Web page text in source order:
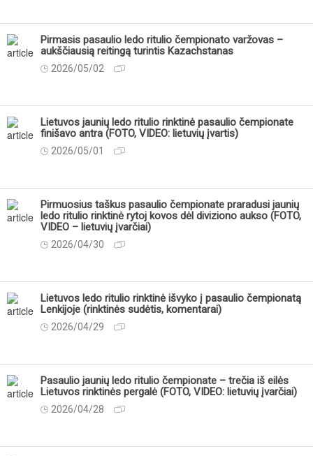
Pirmasis pasaulio ledo ritulio čempionato varžovas –
aukščiausią reitingą turintis Kazachstanas
2026/05/02
Lietuvos jaunių ledo ritulio rinktinė pasaulio čempionate
finišavo antra (FOTO, VIDEO: lietuvių įvartis)
2026/05/01
Pirmuosius taškus pasaulio čempionate praradusi jaunių
ledo ritulio rinktinė rytoj kovos dėl diviziono aukso (FOTO,
VIDEO – lietuvių įvarčiai)
2026/04/30
Lietuvos ledo ritulio rinktinė išvyko į pasaulio čempionatą
Lenkijoje (rinktinės sudėtis, komentarai)
2026/04/29
Pasaulio jaunių ledo ritulio čempionate – trečia iš eilės
Lietuvos rinktinės pergalė (FOTO, VIDEO: lietuvių įvarčiai)
2026/04/28